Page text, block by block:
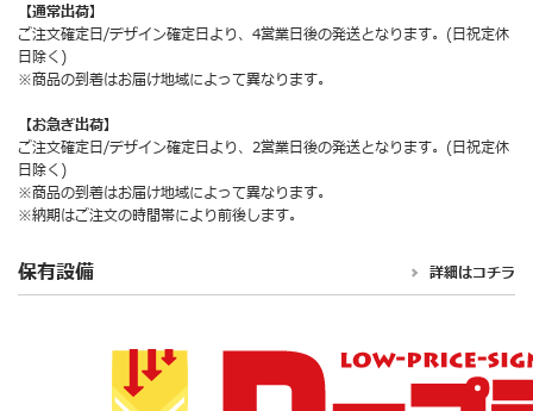
【通常出荷】
ご注文確定日/デザイン確定日より、4営業日後の発送となります。(日祝定休
日除く)
※商品の到着はお届け地域によって異なります。
【お急ぎ出荷】
ご注文確定日/デザイン確定日より、2営業日後の発送となります。(日祝定休
日除く)
※商品の到着はお届け地域によって異なります。
※納期はご注文の時間帯により前後します。
保有設備 詳細はコチラ